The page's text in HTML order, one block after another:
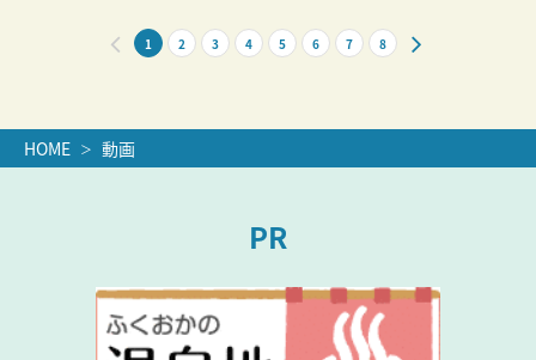
1 2 3 4 5 6 7 8
HOME 動画
PR